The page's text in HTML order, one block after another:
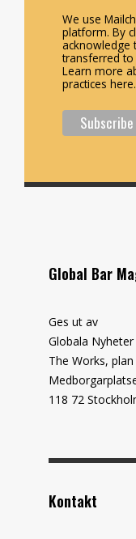
We use
platform. By
acknowledge
transferred to
Learn more
practices here.
Global Bar
Ges ut av
Globala
The Works,
118 72
Kontakt